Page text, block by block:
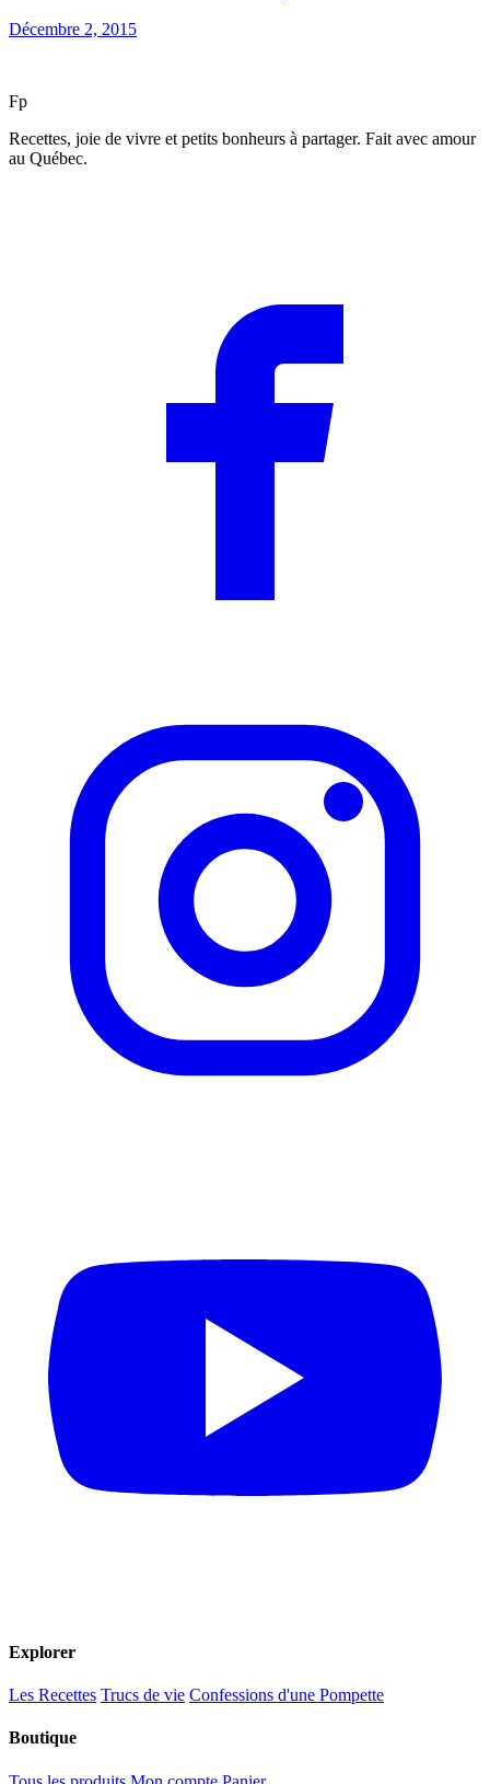
Décembre 2, 2015
Fp
Recettes, joie de vivre et petits bonheurs à partager. Fait avec amour
au Québec.
Explorer
Les Recettes Trucs de vie Confessions d'une Pompette
Boutique